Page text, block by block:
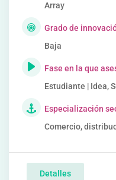
Array
Grado de
Baja
Fase en la que
Estudiante | Idea,
Especialización
Comercio,
Detalles